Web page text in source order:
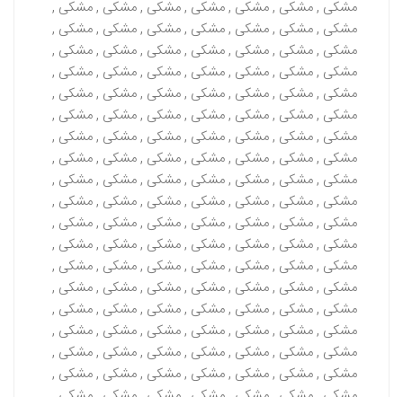
مشکی , مشکی , مشکی , مشکی , مشکی , مشکی , مشکی ,
مشکی , مشکی , مشکی , مشکی , مشکی , مشکی , مشکی ,
مشکی , مشکی , مشکی , مشکی , مشکی , مشکی , مشکی ,
مشکی , مشکی , مشکی , مشکی , مشکی , مشکی , مشکی ,
مشکی , مشکی , مشکی , مشکی , مشکی , مشکی , مشکی ,
مشکی , مشکی , مشکی , مشکی , مشکی , مشکی , مشکی ,
مشکی , مشکی , مشکی , مشکی , مشکی , مشکی , مشکی ,
مشکی , مشکی , مشکی , مشکی , مشکی , مشکی , مشکی ,
مشکی , مشکی , مشکی , مشکی , مشکی , مشکی , مشکی ,
مشکی , مشکی , مشکی , مشکی , مشکی , مشکی , مشکی ,
مشکی , مشکی , مشکی , مشکی , مشکی , مشکی , مشکی ,
مشکی , مشکی , مشکی , مشکی , مشکی , مشکی , مشکی ,
مشکی , مشکی , مشکی , مشکی , مشکی , مشکی , مشکی ,
مشکی , مشکی , مشکی , مشکی , مشکی , مشکی , مشکی ,
مشکی , مشکی , مشکی , مشکی , مشکی , مشکی , مشکی ,
مشکی , مشکی , مشکی , مشکی , مشکی , مشکی , مشکی ,
مشکی , مشکی , مشکی , مشکی , مشکی , مشکی , مشکی ,
مشکی , مشکی , مشکی , مشکی , مشکی , مشکی , مشکی ,